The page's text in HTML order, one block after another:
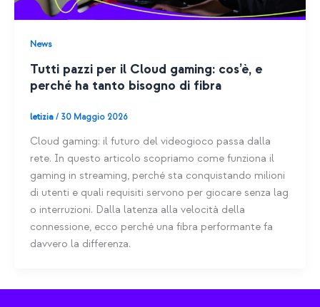
News
Tutti pazzi per il Cloud gaming: cos’è, e
perché ha tanto bisogno di fibra
letizia / 30 Maggio 2026
Cloud gaming: il futuro del videogioco passa dalla
rete. In questo articolo scopriamo come funziona il
gaming in streaming, perché sta conquistando milioni
di utenti e quali requisiti servono per giocare senza lag
o interruzioni. Dalla latenza alla velocità della
connessione, ecco perché una fibra performante fa
davvero la differenza.